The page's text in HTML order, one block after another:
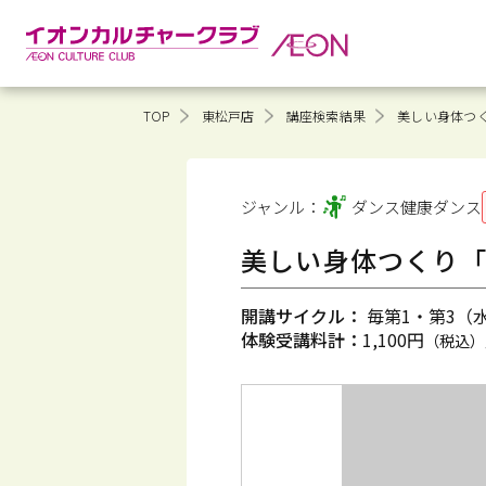
TOP 東松戸店 講座検索結果 美しい身体つ
ジャンル： ダンス健康ダンス
美しい身体つくり
開講サイクル： 毎第1・第3（
体験受講料計： 1,100円 （税込